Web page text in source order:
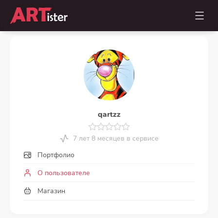
qartzz
7 лет 8 месяцев в сервисе
Портфолио
О пользователе
Магазин